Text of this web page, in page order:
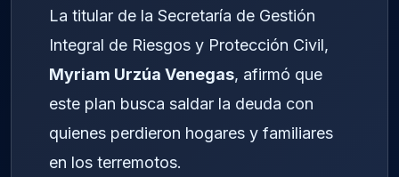
La titular de la Secretaría de Gestión
Integral de Riesgos y Protección Civil,
Myriam Urzúa Venegas, afirmó que
este plan busca saldar la deuda con
quienes perdieron hogares y familiares
en los terremotos.